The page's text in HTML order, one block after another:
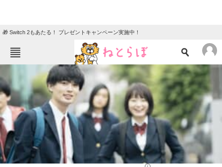
🎁 Switch 2もあたる！ プレゼントキャンペーン実施中！
ねとらぼメニュー
TOP ニュース
エンタメ クイズ
グルメ 地域
住まい 教育・育児
動物 リサーチ